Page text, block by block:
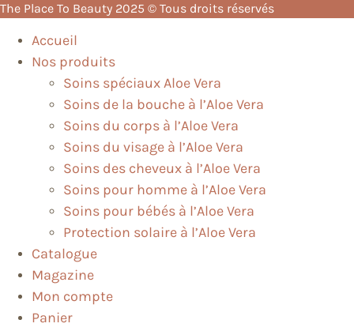
The Place To Beauty 2025 © Tous droits réservés
Accueil
Nos produits
Soins spéciaux Aloe Vera
Soins de la bouche à l’Aloe Vera
Soins du corps à l’Aloe Vera
Soins du visage à l’Aloe Vera
Soins des cheveux à l’Aloe Vera
Soins pour homme à l’Aloe Vera
Soins pour bébés à l’Aloe Vera
Protection solaire à l’Aloe Vera
Catalogue
Magazine
Mon compte
Panier